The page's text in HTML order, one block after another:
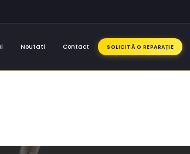
Noutati Contact SOLICITĂ O REPARAȚIE